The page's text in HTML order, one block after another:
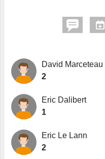
David Marceteau
2
Eric Dalibert
1
Eric Le Lann
2